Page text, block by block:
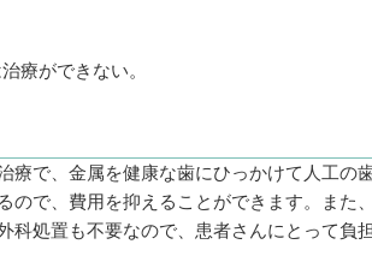
療ができない。
療で、金属を健康な歯にひっかけて人工の
ので、費用を抑えることができます。また
科処置も不要なので、患者さんにとって負